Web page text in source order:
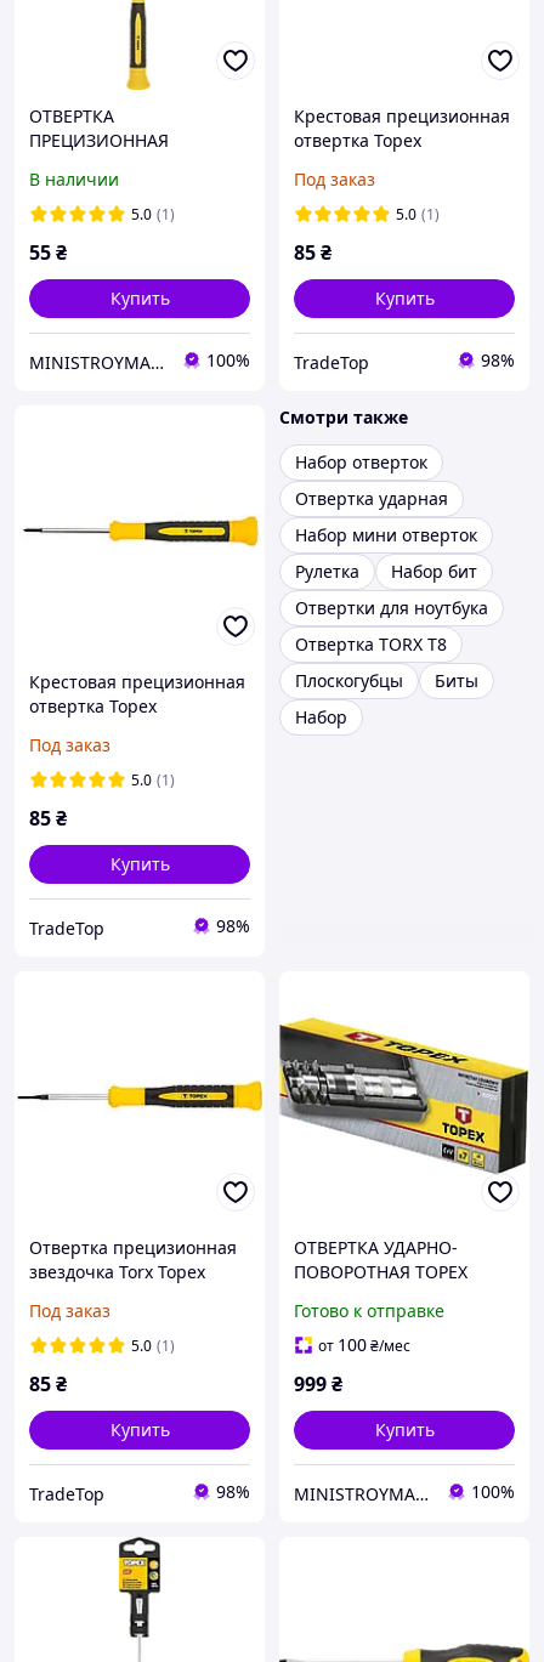
ОТВЕРТКА
ПРЕЦИЗИОННАЯ
TOPEX 39D774
В наличии
5.0 (1)
55₴
Купить
MINISTROYMARKET 100%
Крестовая прецизионная
отвертка Topex
Под заказ
5.0 (1)
85₴
Купить
TradeTop 98%
Крестовая прецизионная
отвертка Topex
Под заказ
5.0 (1)
85₴
Купить
TradeTop 98%
Смотри также
Набор отверток
Отвертка ударная
Набор мини отверток
Рулетка
Набор бит
Отвертки для ноутбука
Отвертка TORX T8
Плоскогубцы
Биты
Набор
Отвертка прецизионная
звездочка Torx Topex
Под заказ
5.0 (1)
85₴
Купить
TradeTop 98%
ОТВЕРТКА УДАРНО-
ПОВОРОТНАЯ TOPEX
Готово к отправке
от 100₴/мес
999₴
Купить
MINISTROYMARKET 100%